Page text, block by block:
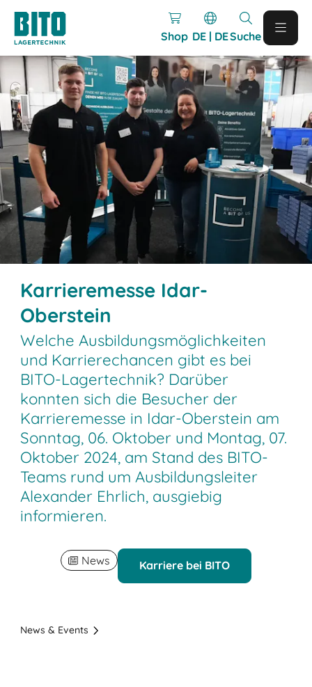
Shop DE | DESuche
Karrieremesse Idar-
Oberstein
Welche Ausbildungsmöglichkeiten
und Karrierechancen gibt es bei
BITO-Lagertechnik? Darüber
konnten sich die Besucher der
Karrieremesse in Idar-Oberstein am
Sonntag, 06. Oktober und Montag, 07.
Oktober 2024, am Stand des BITO-
Teams rund um Ausbildungsleiter
Alexander Ehrlich, ausgiebig
informieren.
News Karriere bei BITO
News & Events